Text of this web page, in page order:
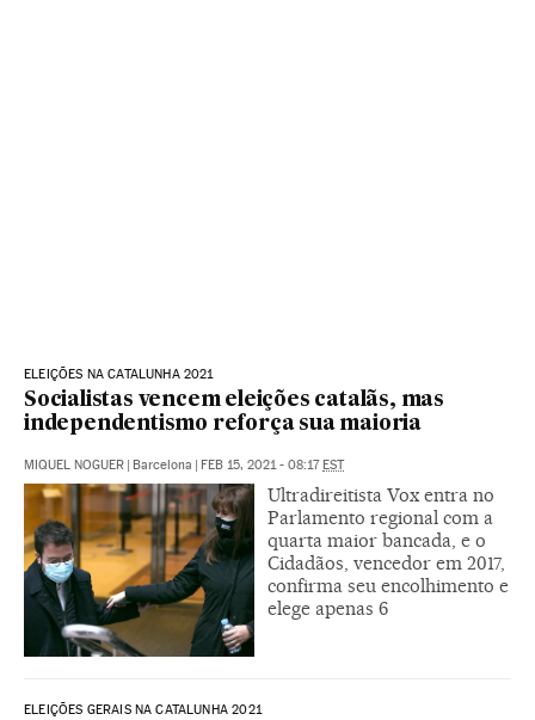
ELEIÇÕES NA CATALUNHA 2021
Socialistas vencem eleições catalãs, mas
independentismo reforça sua maioria
MIQUEL NOGUER Barcelona FEB 15, 2021 - 08:17 EST
Ultradireitista Vox entra no
Parlamento regional com a
quarta maior bancada, e o
Cidadãos, vencedor em 2017,
confirma seu encolhimento e
elege apenas 6
ELEIÇÕES GERAIS NA CATALUNHA 2021